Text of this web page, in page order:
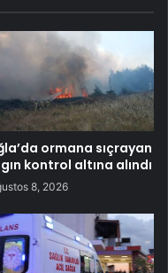
ormana sıçrayan
kontrol altına alındı
8, 2026